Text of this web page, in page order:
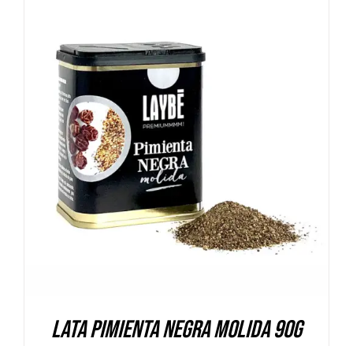
DETALLES
Lata Pimienta negra molida 90g